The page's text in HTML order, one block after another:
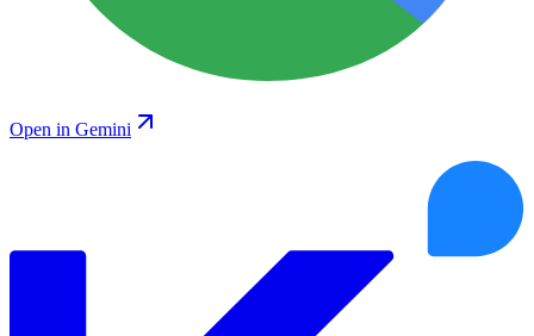
Open in Gemini